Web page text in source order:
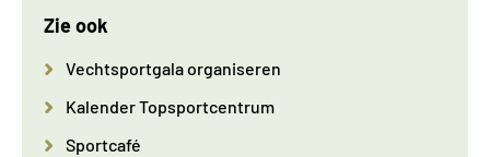
Zie ook
Vechtsportgala organiseren
Kalender Topsportcentrum
Sportcafé